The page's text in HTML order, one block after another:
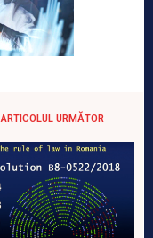
ARTICOLUL URMĂTOR